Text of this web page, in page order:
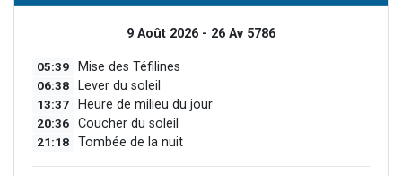
9 Août 2026 - 26 Av 5786
05:39 Mise des Téfilines
06:38 Lever du soleil
13:37 Heure de milieu du jour
20:36 Coucher du soleil
21:18 Tombée de la nuit